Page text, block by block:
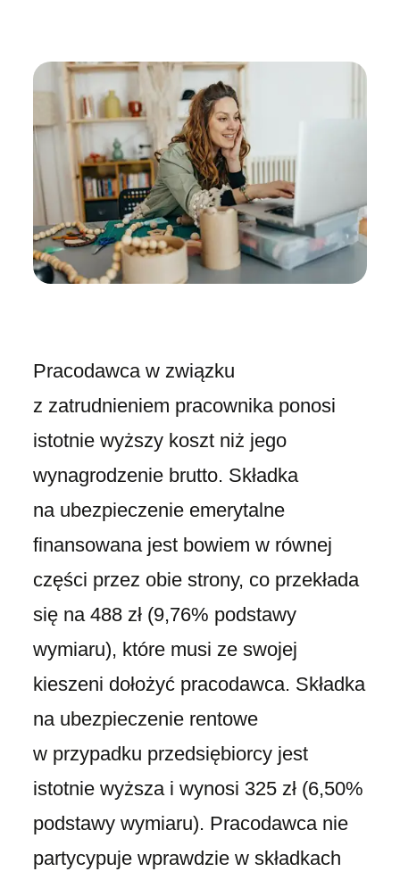
Pracodawca w związku
z zatrudnieniem pracownika ponosi
istotnie wyższy koszt niż jego
wynagrodzenie brutto. Składka
na ubezpieczenie emerytalne
finansowana jest bowiem w równej
części przez obie strony, co przekłada
się na 488 zł (9,76% podstawy
wymiaru), które musi ze swojej
kieszeni dołożyć pracodawca. Składka
na ubezpieczenie rentowe
w przypadku przedsiębiorcy jest
istotnie wyższa i wynosi 325 zł (6,50%
podstawy wymiaru). Pracodawca nie
partycypuje wprawdzie w składkach